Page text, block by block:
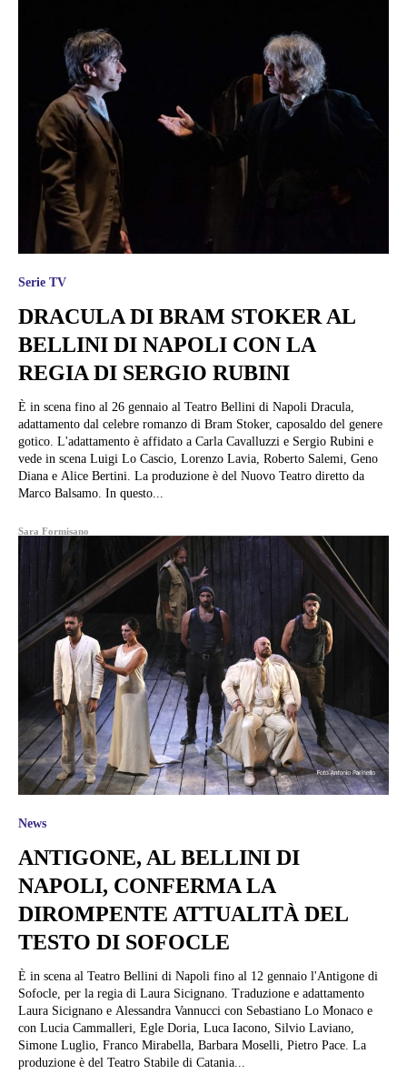
Serie TV
DRACULA DI BRAM STOKER AL
BELLINI DI NAPOLI CON LA
REGIA DI SERGIO RUBINI
È in scena fino al 26 gennaio al Teatro Bellini di Napoli Dracula,
adattamento dal celebre romanzo di Bram Stoker, caposaldo del genere
gotico. L'adattamento è affidato a Carla Cavalluzzi e Sergio Rubini e
vede in scena Luigi Lo Cascio, Lorenzo Lavia, Roberto Salemi, Geno
Diana e Alice Bertini. La produzione è del Nuovo Teatro diretto da
Marco Balsamo. In questo...
Sara Formisano
News
ANTIGONE, AL BELLINI DI
NAPOLI, CONFERMA LA
DIROMPENTE ATTUALITÀ DEL
TESTO DI SOFOCLE
È in scena al Teatro Bellini di Napoli fino al 12 gennaio l'Antigone di
Sofocle, per la regia di Laura Sicignano. Traduzione e adattamento
Laura Sicignano e Alessandra Vannucci con Sebastiano Lo Monaco e
con Lucia Cammalleri, Egle Doria, Luca Iacono, Silvio Laviano,
Simone Luglio, Franco Mirabella, Barbara Moselli, Pietro Pace. La
produzione è del Teatro Stabile di Catania...